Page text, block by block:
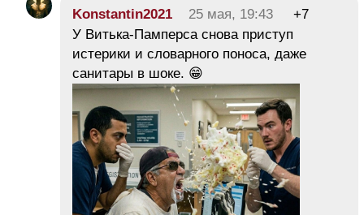
Konstantin2021 25 мая, 19:43
+7
У Витька-Памперса снова приступ
истерики и словарного поноса, даже
санитары в шоке. 😁